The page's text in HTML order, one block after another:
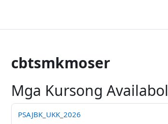
cbtsmkmoser
Mga Kursong Availabol
PSAJBK_UKK_2026